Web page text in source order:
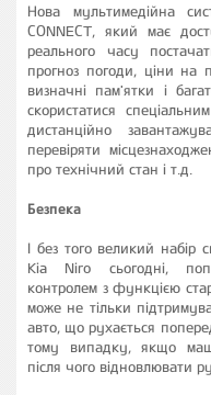
Нова мультимедійна
CONNECT, який має
реального часу
прогноз погоди, ціни на
визначні пам'ятки і
скористатися
дистанційно
перевіряти
про технічний стан і т.д.
Безпека
І без того великий набір
Kia Niro сьогодні,
контролем з функцією
може не тільки
авто, що рухається
тому випадку, якщо
після чого відновлювати